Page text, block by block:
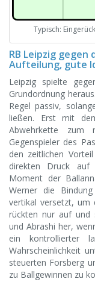
Typisch:
RB Leipzig gegen
Aufteilung, gute
Leipzig spielte
Grundordnung
Regel passiv,
ließen. Erst mit
Abwehrkette zum
Gegenspieler des
den zeitlichen
direkten Druck auf
Moment der
Werner die
vertikal versetzt, um
rückten nur auf und
und Abrashi her,
ein kontrollierter
Wahrscheinlichkeit
steuerten Forsberg
zu Ballgewinnen zu